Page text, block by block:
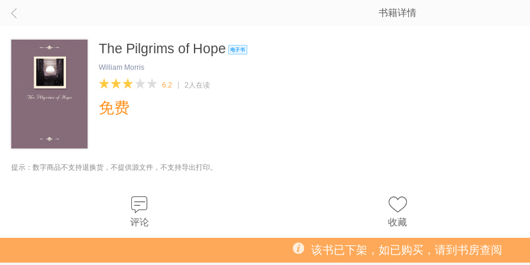
书籍详情
The Pilgrims of Hope
William Morris
6.2 2人在读
免费
提示：数字商品不支持退换货，不提供源文件，不支持导出打印。
评论 收藏
该书已下架，如已购买，请到书房查阅